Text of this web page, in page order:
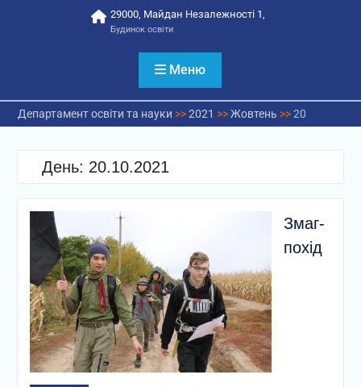
29000, Майдан Незалежності 1,
Будинок освіти
Меню
Департамент освіти та науки >>2021 >>Жовтень >>20
День: 20.10.2021
Змаг-
похід